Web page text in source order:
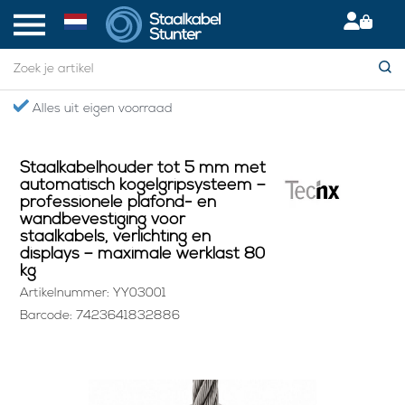
Gratis verzending boven €75,- in NL
Home
> Staalkabelhouder tot 5 mm met automatisch kogelgripsysteem – professionele plafond- en wandbevestiging voor
staalkabels, verlichting en displays – maximale werklast 80 kg
Staalkabelhouder tot 5 mm met
automatisch kogelgripsysteem –
professionele plafond- en
wandbevestiging voor
staalkabels, verlichting en
displays – maximale werklast 80
kg
Artikelnummer: YY03001
Barcode: 7423641832886